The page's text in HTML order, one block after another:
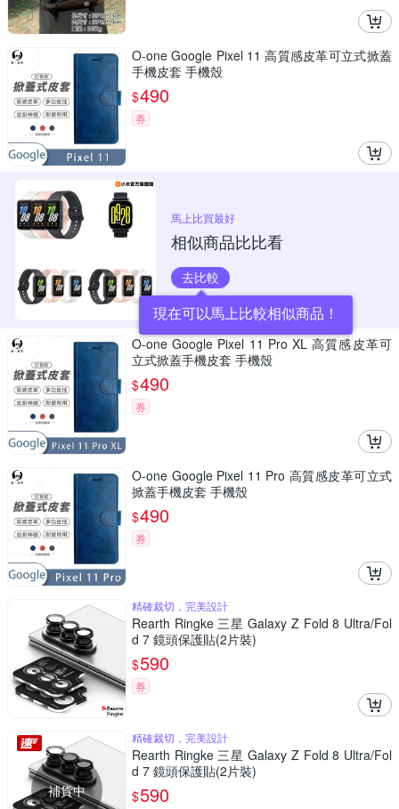
O-one Google Pixel 11 高質感皮革可立式掀蓋
手機皮套 手機殼
$490
券
馬上比買最好
相似商品比比看
去比較
現在可以馬上比較相似商品！
O-one Google Pixel 11 Pro XL 高質感皮革可
立式掀蓋手機皮套 手機殼
$490
券
O-one Google Pixel 11 Pro 高質感皮革可立式
掀蓋手機皮套 手機殼
$490
券
精確裁切，完美設計
Rearth Ringke 三星 Galaxy Z Fold 8 Ultra/Fol
d 7 鏡頭保護貼(2片裝)
$590
券
補貨中
精確裁切，完美設計
Rearth Ringke 三星 Galaxy Z Fold 8 Ultra/Fol
d 7 鏡頭保護貼(2片裝)
$590